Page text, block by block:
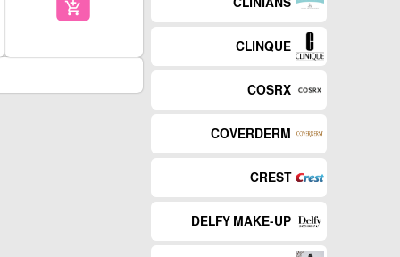
CLINIANS
CLINQUE
COSRX
COVERDERM
CREST
DELFY MAKE-UP
add_shopping_cart